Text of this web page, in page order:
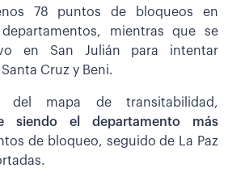
78 puntos de bloqueos en
mientras que se
en San Julián para intentar
Cruz y Beni.
del mapa de transitabilidad,
siendo el departamento más
de bloqueo, seguido de La Paz